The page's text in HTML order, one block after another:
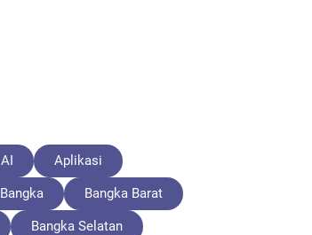
AI Aplikasi
Bangka Bangka Barat
Bangka Selatan